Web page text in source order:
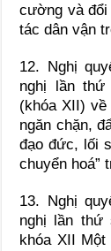
cường và
tác dân vận
12. Nghị
nghị lần thứ
(khóa XII)
ngăn chặn,
đạo đức, lối
chuyển hoá”
13. Nghị
nghị lần thứ
khóa XII